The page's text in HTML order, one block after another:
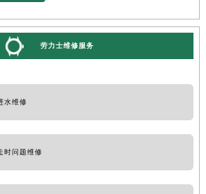
劳力士维修服务
水维修
时问题维修